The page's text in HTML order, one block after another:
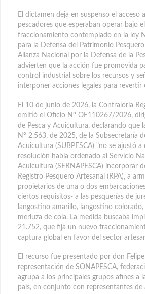
El dictamen deja en suspenso el acceso
pescadores que esperaban operar bajo
fraccionamiento contemplado en la ley
para la Defensa del Patrimonio
Alianza Nacional por la Defensa de la
advierten que la acción fue promovida
control industrial sobre los recursos y
interponer acciones legales para revertir
El 10 de junio de 2026, la Contraloría
emitió el Oficio N° OF110267/2026,
de Pesca y Acuicultura, declarando que
N° 2.563, de 2025, de la Subsecretaría
Acuicultura (SUBPESCA) "no se ajustó a
resolución había ordenado al Servicio
Acuicultura (SERNAPESCA) incorporar
Registro Pesquero Artesanal (RPA), a
propietarios de una o dos
ciertos requisitos- a las pesquerías de
langostino amarillo, langostino
merluza de cola. La medida buscaba
21.752, que fija un nuevo
captura global en favor del sector
El recurso fue presentado por don
representación de SONAPESCA,
agrupa a los principales grupos afines a
país, en conjunto con representantes de